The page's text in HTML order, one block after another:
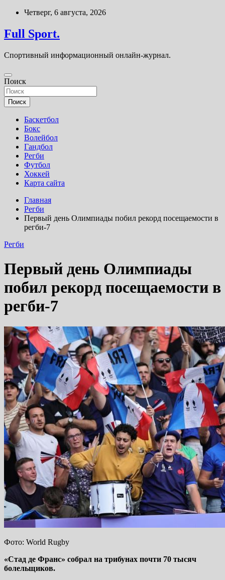
Перейти
содержимому
Четверг, 6 августа, 2026
Full Sport.
Спортивный информационный онлайн-журнал.
Поиск
Поиск
Баскетбол
Бокс
Волейбол
Гандбол
Регби
Футбол
Хоккей
Карта сайта
Главная
Регби
Первый день Олимпиады побил рекорд посещаемости в
регби-7
Регби
Первый день Олимпиады
побил рекорд посещаемости в
регби-7
Фото: World Rugby
«Стад де Франс» собрал на трибунах почти 70 тысяч
болельщиков.